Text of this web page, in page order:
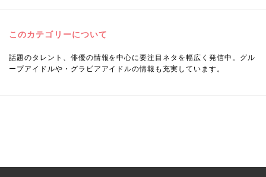
このカテゴリーについて
話題のタレント、俳優の情報を中心に要注目ネタを幅広く発信中。グル
ープアイドルや・グラビアアイドルの情報も充実しています。